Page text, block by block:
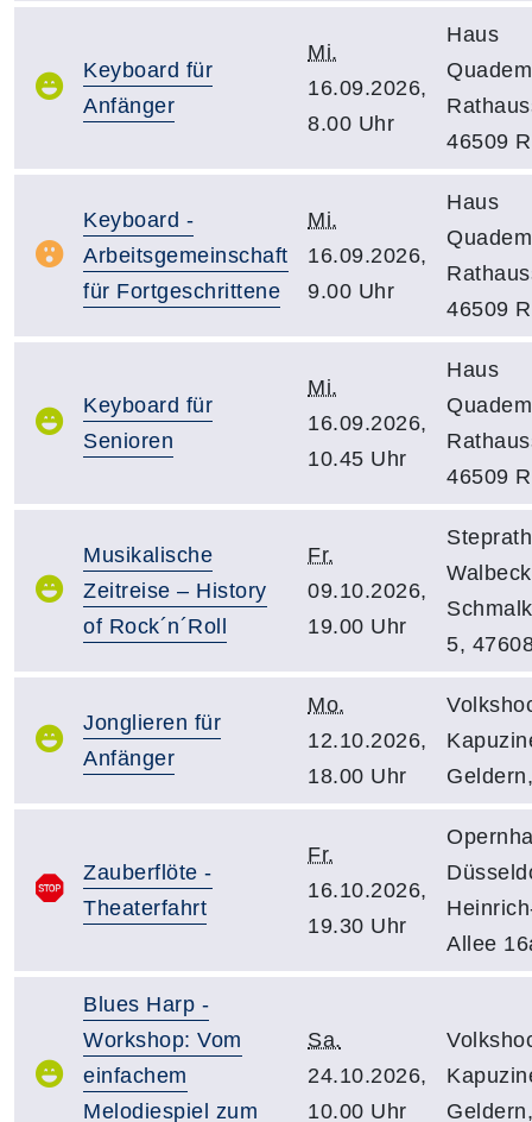
Keyboard für
Anfänger
Mi.
16.09.2026,
8.00 Uhr
Haus
46509
Keyboard -
Arbeitsgemeinschaft
für Fortgeschrittene
Mi.
16.09.2026,
9.00 Uhr
Haus
46509
Keyboard für
Senioren
Mi.
16.09.2026,
10.45 Uhr
Haus
46509
Musikalische
Zeitreise – History
of Rock´n´Roll
Fr.
09.10.2026,
19.00 Uhr
5,
Jonglieren für
Anfänger
Mo.
12.10.2026,
18.00 Uhr
Zauberflöte -
Theaterfahrt
Fr.
16.10.2026,
19.30 Uhr
Allee
Blues Harp -
Workshop: Vom
einfachem
Melodiespiel zum
Sa.
24.10.2026,
10.00 Uhr